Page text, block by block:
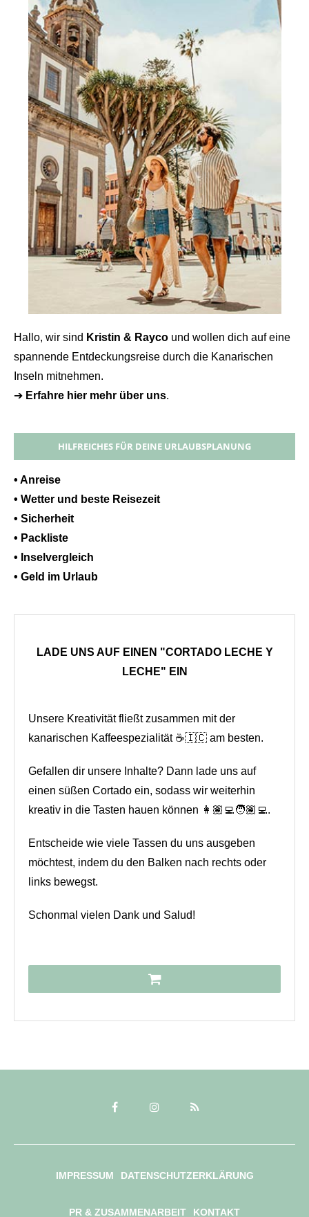
Hallo, wir sind Kristin & Rayco und wollen dich auf eine
spannende Entdeckungsreise durch die Kanarischen
Inseln mitnehmen.
➔ Erfahre hier mehr über uns.
HILFREICHES FÜR DEINE URLAUBSPLANUNG
• Anreise
• Wetter und beste Reisezeit
• Sicherheit
• Packliste
• Inselvergleich
• Geld im Urlaub
LADE UNS AUF EINEN "CORTADO LECHE Y
LECHE" EIN
Unsere Kreativität fließt zusammen mit der
kanarischen Kaffeespezialität ☕🇮🇨 am besten.
Gefallen dir unsere Inhalte? Dann lade uns auf
einen süßen Cortado ein, sodass wir weiterhin
kreativ in die Tasten hauen können 👩🏽‍💻🧑🏽‍💻.
Entscheide wie viele Tassen du uns ausgeben
möchtest, indem du den Balken nach rechts oder
links bewegst.
Schonmal vielen Dank und Salud!
IMPRESSUM DATENSCHUTZERKLÄRUNG
PR & ZUSAMMENARBEIT KONTAKT